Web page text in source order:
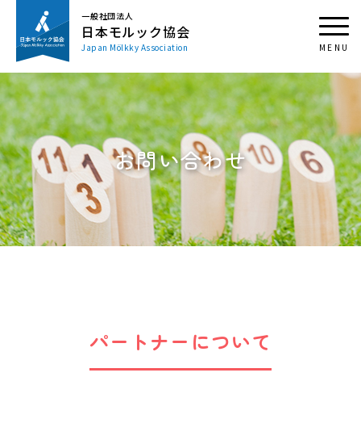
一般社団法人
日本モルック協会
Japan Mölkky Association
お問い合わせ
パートナーについて